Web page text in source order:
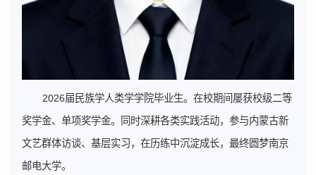
2026届民族学人类学学院毕业生。在校期间屡获校级二等
奖学金、单项奖学金。同时深耕各类实践活动，参与内蒙古新
文艺群体访谈、基层实习，在历练中沉淀成长，最终圆梦南京
邮电大学。